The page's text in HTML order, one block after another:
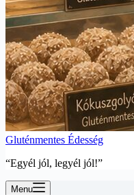
Gluténmentes Édesség
“Egyél jól, legyél jól!”
Menu